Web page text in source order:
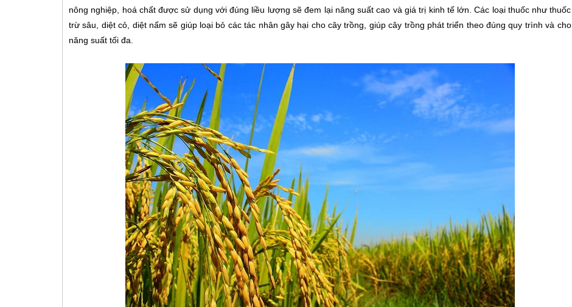
nông nghiệp, hoá chất được sử dụng với đúng liều lượng sẽ đem lại năng suất cao và giá trị kinh tế lớn. Các loại thuốc như thuốc
trừ sâu, diệt cỏ, diệt nấm sẽ giúp loại bỏ các tác nhân gây hại cho cây trồng, giúp cây trồng phát triển theo đúng quy trình và cho
năng suất tối đa.